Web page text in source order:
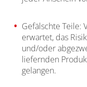
Gefälschte Teile:
erwartet, das
und/oder
liefernden
gelangen.